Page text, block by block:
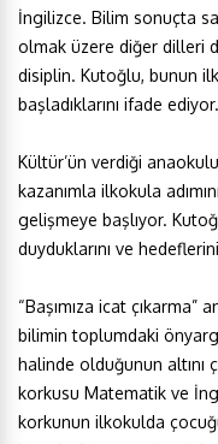
İngilizce. Bilim sonuçta
olmak üzere diğer dilleri
disiplin. Kutoğlu, bunun
başladıklarını ifade ediyor.
Kültür’ün verdiği
kazanımla ilkokula
gelişmeye başlıyor.
duyduklarını ve
“Başımıza icat çıkarma”
bilimin toplumdaki
halinde olduğunun altını
korkusu Matematik ve
korkunun ilkokulda